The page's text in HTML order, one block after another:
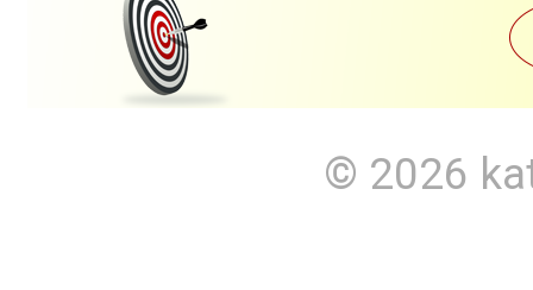
© 2026